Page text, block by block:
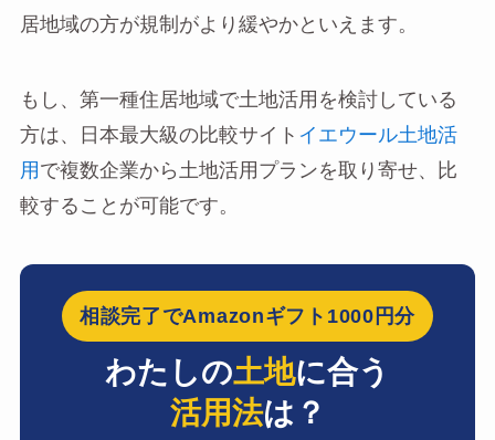
居地域の方が規制がより緩やかといえます。
もし、第一種住居地域で土地活用を検討している
方は、日本最大級の比較サイト イエウール土地活
用 で複数企業から土地活用プランを取り寄せ、比
較することが可能です。
相談完了でAmazonギフト1000円分
わたしの土地に合う
活用法は？